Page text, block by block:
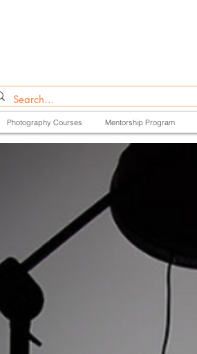
Photography Courses Mentorship Program